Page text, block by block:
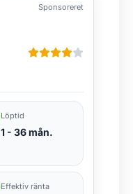
Sponsoreret
Löptid
1 - 36 mån.
Effektiv ränta